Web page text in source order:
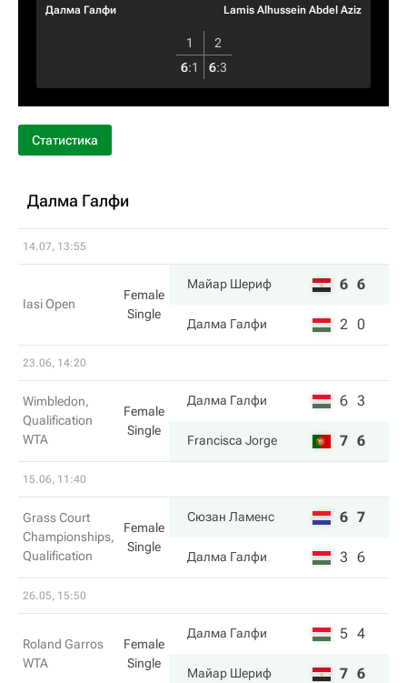
Далма Галфи Lamis Alhussein Abdel Aziz
1
2
6:1 6:3
Статистика
Далма Галфи
14.07, 13:55
Iasi Open
Female
Single
Майар Шериф 6 6
Далма Галфи 2 0
23.06, 14:20
Wimbledon,
Qualification
WTA
Female
Single
Далма Галфи 6 3
Francisca Jorge 7 6
15.06, 11:40
Grass Court
Championships,
Qualification
Female
Single
Сюзан Ламенс 6 7
Далма Галфи 3 6
26.05, 15:50
Roland Garros
WTA
Female
Single
Далма Галфи 5 4
Майар Шериф 7 6